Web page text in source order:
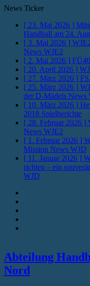
News Ticker
[ 23. Mai 2026 ]
Handball am 24.
[ 3. Mai 2026 ]
News WJE2
[ 2. Mai 2026 ]
[ 20. April 2026 ]
[ 27. März 2026 ]
[ 25. März 2026 ]
der D-Mädels News
[ 10. März 2026 ]
2018 Spielberichte
[ 28. Februar 2026 ]
News WJE2
[ 1. Februar 2026 ]
Mission News WJD
[ 11. Januar 2026 ]
richten – ein
WJD
Abteilung
Nord